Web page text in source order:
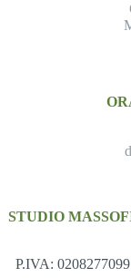
STUDIO
P.IVA: